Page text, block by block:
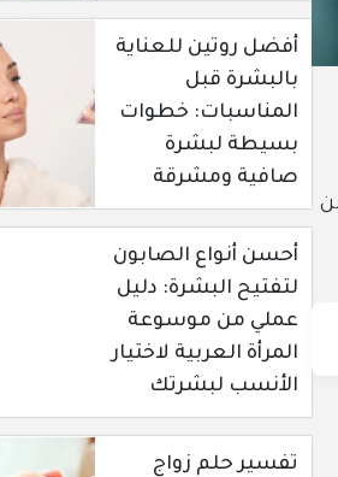
أفضل روتين للعناية
بالبشرة قبل
المناسبات: خطوات
بسيطة لبشرة
صافية ومشرقة
أحسن أنواع الصابون
لتفتيح البشرة: دليل
عملي من موسوعة
المرأة العربية لاختيار
الأنسب لبشرتك
تفسير حلم زواج